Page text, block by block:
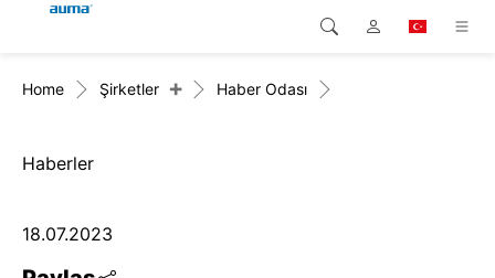
Ürünler
Çözümler
Servis
Global
Avrupa
Asya ve Pasifik
Arama
Home Şirketler + Haber Odası
Haberler
18.07.2023